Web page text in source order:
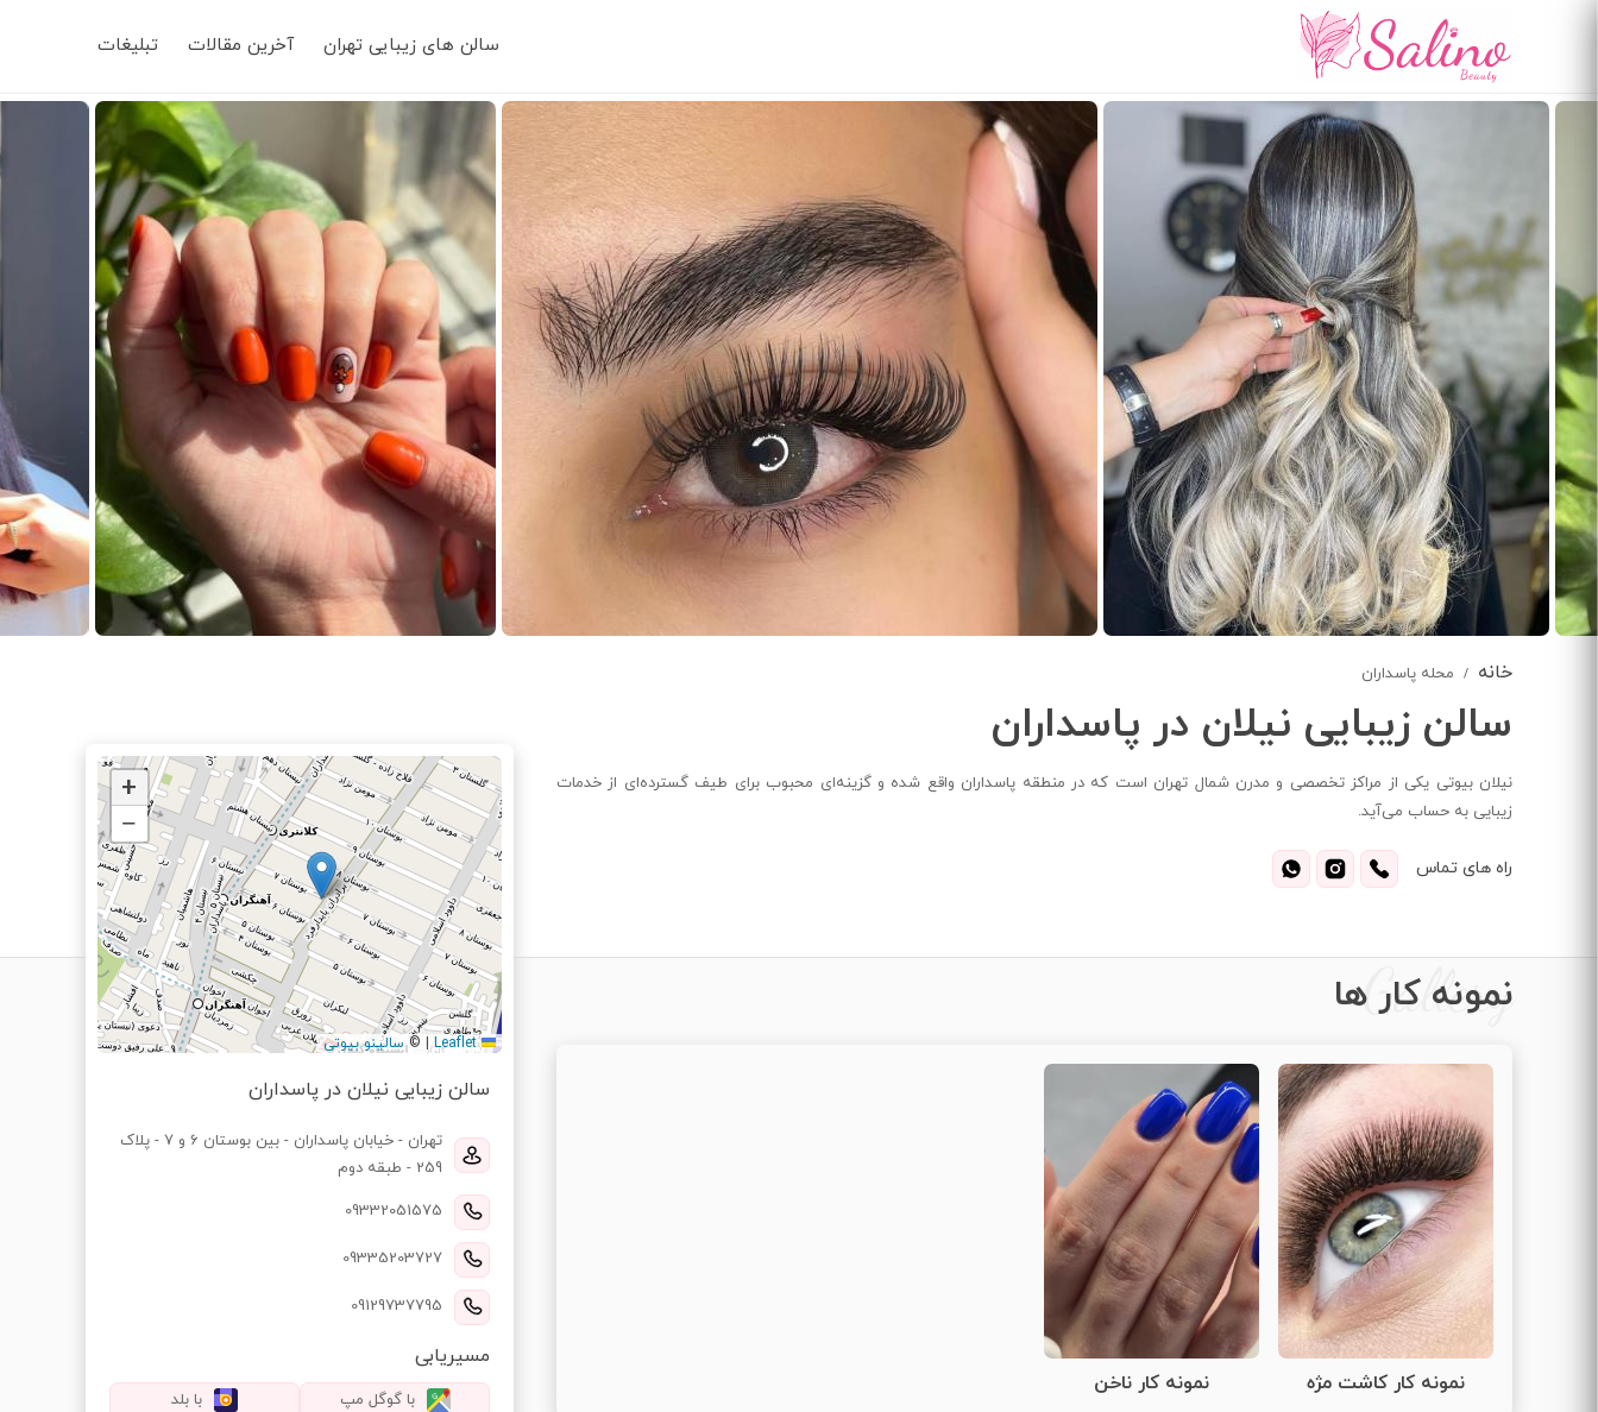
اصلی
Main
سالن های زیبایی تهران آخرین مقالات تبلیغات
خانه محله پاسداران
سالن زیبایی نیلان در پاسداران
نیلان بیوتی یکی از مراکز تخصصی و مدرن شمال تهران است که در منطقه پاسداران واقع شده و گزینه‌ای محبوب برای طیف گسترده‌ای از خدمات
زیبایی به حساب می‌آید.
راه های تماس
Gallery
نمونه کار ها
نمونه کار کاشت مژه نمونه کار ناخن
+
−
Leaflet
©سالینو بیوتی
سالن زیبایی نیلان در پاسداران
تهران - خیابان پاسداران - بین بوستان 6 و 7 - پلاک
259 - طبقه دوم
09332051575
09335203727
09129737795
مسیریابی
با گوگل مپ با بلد